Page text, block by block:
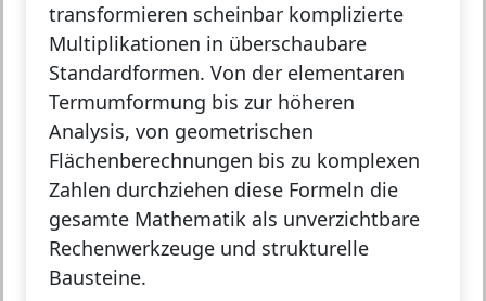
transformieren scheinbar komplizierte
Multiplikationen in überschaubare
Standardformen. Von der elementaren
Termumformung bis zur höheren
Analysis, von geometrischen
Flächenberechnungen bis zu komplexen
Zahlen durchziehen diese Formeln die
gesamte Mathematik als unverzichtbare
Rechenwerkzeuge und strukturelle
Bausteine.